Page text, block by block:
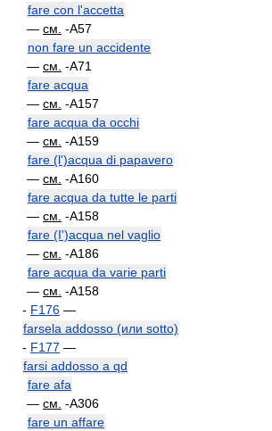
fare con l'accetta
— см. -A57
non fare un accidente
— см. -A71
fare acqua
— см. -A157
fare acqua da occhi
— см. -A159
fare (l')acqua di papavero
— см. -A160
fare acqua da tutte le parti
— см. -A158
fare (I')acqua nel vaglio
— см. -A186
fare acqua da varie parti
— см. -A158
- F176 —
farsela addosso (или sotto)
- F177 —
farsi addosso a qd
fare afa
— см. -A306
fare un affare